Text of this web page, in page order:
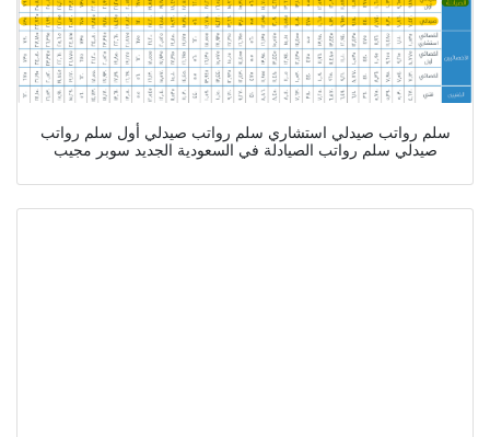
سلم رواتب صيدلي استشاري سلم رواتب صيدلي أول سلم رواتب
صيدلي سلم رواتب الصيادلة في السعودية الجديد سوبر مجيب